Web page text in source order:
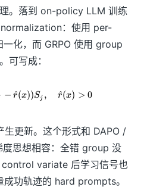
r
_i
S
_i
。落到 on-policy LLM 训练
：使用 per-
一化，而 GRPO 使用 group
写成：
− r
^(x))Sj , r
^(x) > 0
更新。这个形式和 DAPO /
思想相容：全错 group 没
variate 后学习信号也
功轨迹的 hard prompts。